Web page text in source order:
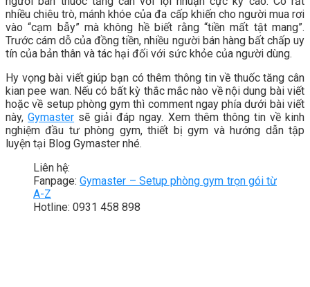
nhiều chiêu trò, mánh khóe của đa cấp khiến cho người mua rơi
vào “cạm bẫy” mà không hề biết rằng “tiền mất tật mang”.
Trước cám dỗ của đồng tiền, nhiều người bán hàng bất chấp uy
tín của bản thân và tác hại đối với sức khỏe của người dùng.
Hy vọng bài viết giúp bạn có thêm thông tin về thuốc tăng cân
kian pee wan. Nếu có bất kỳ thắc mắc nào về nội dung bài viết
hoặc về setup phòng gym thì comment ngay phía dưới bài viết
này,Gymaster sẽ giải đáp ngay. Xem thêm thông tin về kinh
nghiệm đầu tư phòng gym, thiết bị gym và hướng dẫn tập
luyện tại Blog Gymaster nhé.
Liên hệ:
Fanpage:Gymaster – Setup phòng gym trọn gói từ
A-Z
Hotline: 0931 458 898